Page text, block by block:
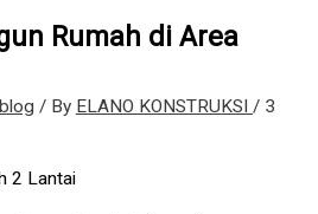
Rumah di Area
blog / By ELANO KONSTRUKSI / 3